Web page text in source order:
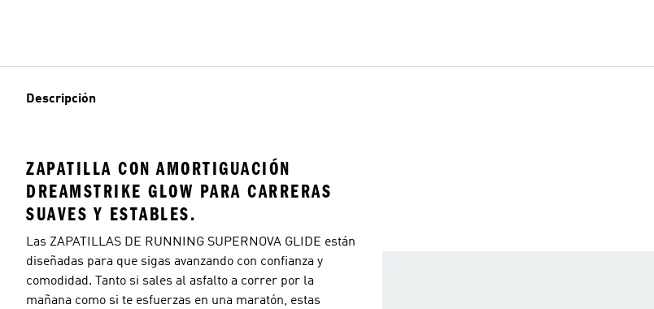
Descripción
ZAPATILLA CON AMORTIGUACIÓN
DREAMSTRIKE GLOW PARA CARRERAS
SUAVES Y ESTABLES.
Las ZAPATILLAS DE RUNNING SUPERNOVA GLIDE están
diseñadas para que sigas avanzando con confianza y
comodidad. Tanto si sales al asfalto a correr por la
mañana como si te esfuerzas en una maratón, estas